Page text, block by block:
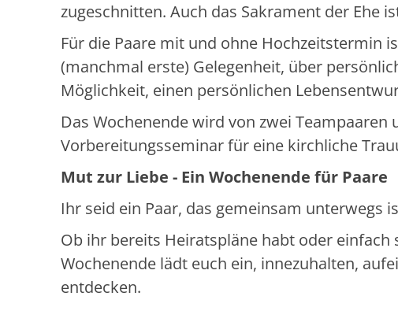
zugeschnitten. Auch das Sakrament der Ehe
Für die Paare mit und ohne Hochzeitstermin
(manchmal erste) Gelegenheit, über
Möglichkeit, einen persönlichen
Das Wochenende wird von zwei
Vorbereitungsseminar für eine kirchliche
Mut zur Liebe - Ein Wochenende für Paare
Ihr seid ein Paar, das gemeinsam unterwegs
Ob ihr bereits Heiratspläne habt oder
Wochenende lädt euch ein, innezuhalten,
entdecken.